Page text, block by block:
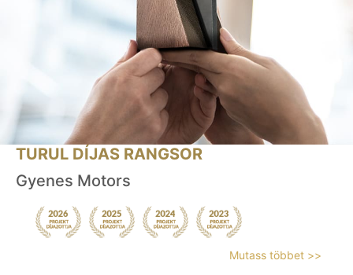
TURUL DÍJAS RANGSOR
Gyenes Motors
Mutass többet >>